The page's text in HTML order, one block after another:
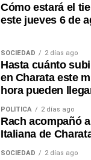
Cómo estará el
este jueves 6 de
SOCIEDAD 2 días ago
Hasta cuánto
en Charata este
hora pueden
POLÍTICA 2 días ago
Rach acompañó
Italiana de
SOCIEDAD 2 días ago